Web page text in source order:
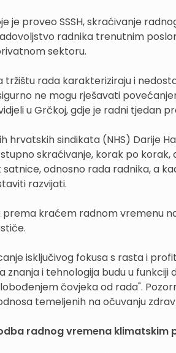
je proveo SSSH, skraćivanje
radnika trenutnim
sektoru.
tržištu rada karakteriziraju i
ne mogu rješavati
u Grčkoj, gdje je radni tjedan
hrvatskih sindikata (NHS) Darije
skraćivanje, korak po
odnosno rada radnika, a
razvijati.
prema kraćem radnom vremenu
isključivog fokusa s rasta i
znanja i tehnologija budu u
čovjeka od rada".
temeljenih na očuvanju
radnog vremena klimatskim